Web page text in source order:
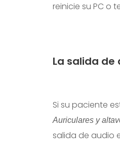
reinicie su PC o
La salida
Si su paciente
Auriculares y
salida de audio